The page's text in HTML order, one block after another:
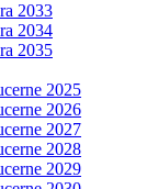
2033
2034
2035
2025
2026
2027
2028
2029